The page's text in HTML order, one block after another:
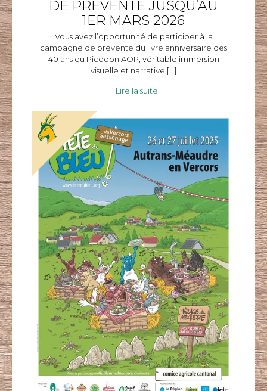
DE PREVENTE JUSQU’AU
1ER MARS 2026
Vous avez l’opportunité de participer à la
campagne de prévente du livre anniversaire des
40 ans du Picodon AOP, véritable immersion
visuelle et narrative […]
Lire la suite